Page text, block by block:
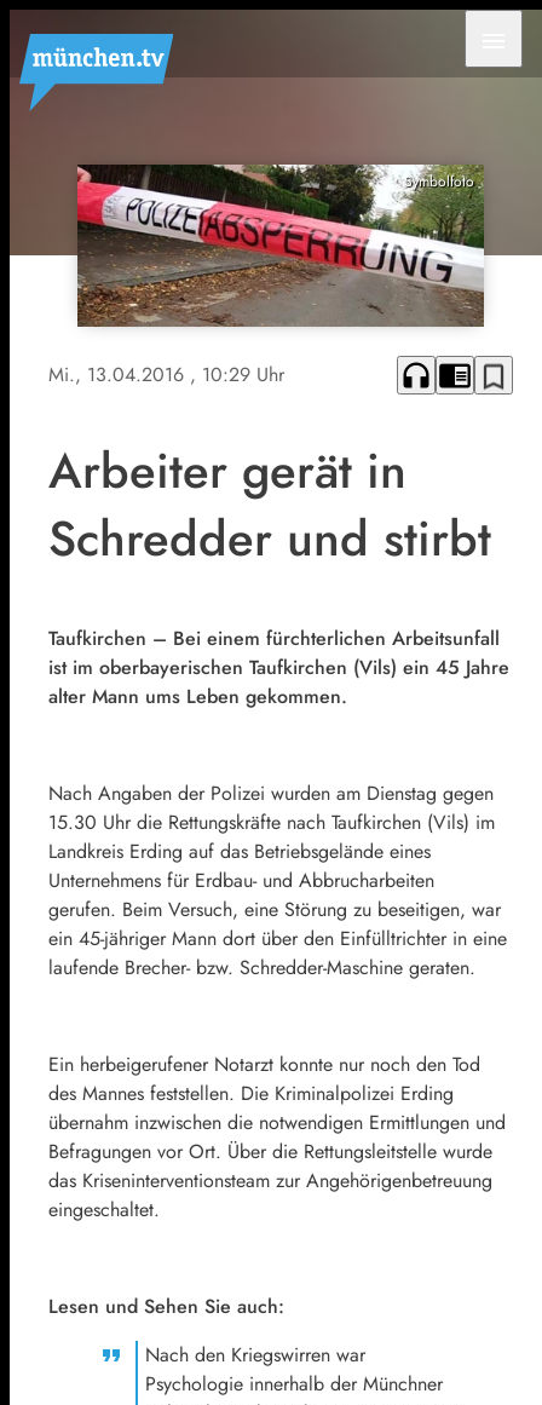
Symbolfoto
Mi., 13.04.2016 , 10:29 Uhr headphones chrome_reader_mode bookmark_border
Arbeiter gerät in
Schredder und stirbt
Taufkirchen – Bei einem fürchterlichen Arbeitsunfall
ist im oberbayerischen Taufkirchen (Vils) ein 45 Jahre
alter Mann ums Leben gekommen.
Nach Angaben der Polizei wurden am Dienstag gegen
15.30 Uhr die Rettungskräfte nach Taufkirchen (Vils) im
Landkreis Erding auf das Betriebsgelände eines
Unternehmens für Erdbau- und Abbrucharbeiten
gerufen. Beim Versuch, eine Störung zu beseitigen, war
ein 45-jähriger Mann dort über den Einfülltrichter in eine
laufende Brecher- bzw. Schredder-Maschine geraten.
Ein herbeigerufener Notarzt konnte nur noch den Tod
des Mannes feststellen. Die Kriminalpolizei Erding
übernahm inzwischen die notwendigen Ermittlungen und
Befragungen vor Ort. Über die Rettungsleitstelle wurde
das Kriseninterventionsteam zur Angehörigenbetreuung
eingeschaltet.
Lesen und Sehen Sie auch:
Nach den Kriegswirren war
Psychologie innerhalb der Münchner